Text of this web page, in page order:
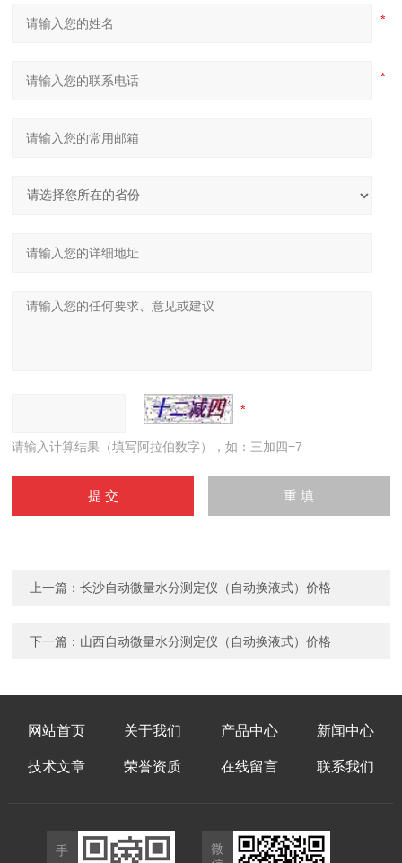
请输入计算结果（填写阿拉伯数字），如：三加四=7
上一篇：长沙自动微量水分测定仪（自动换液式）价格
下一篇： 山西自动微量水分测定仪（自动换液式）价格
网站首页 关于我们 产品中心 新闻中心
技术文章 荣誉资质 在线留言 联系我们
手
微